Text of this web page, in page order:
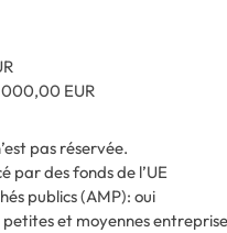
EUR
pas réservée.
par des fonds de l’UE
publics (AMP): oui
et moyennes